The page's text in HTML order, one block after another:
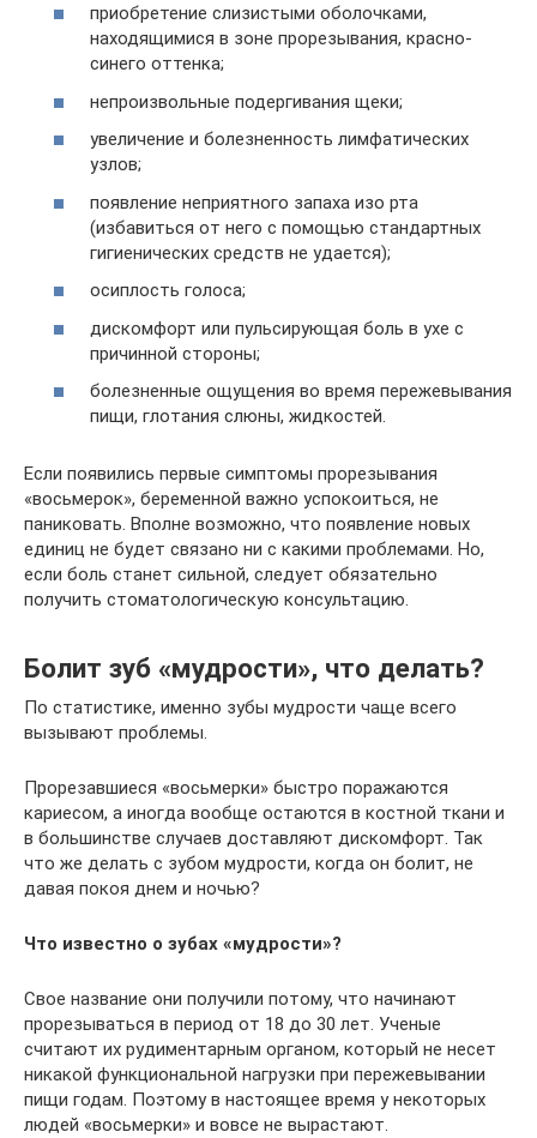
приобретение слизистыми оболочками,
находящимися в зоне прорезывания, красно-
синего оттенка;
непроизвольные подергивания щеки;
увеличение и болезненность лимфатических
узлов;
появление неприятного запаха изо рта
(избавиться от него с помощью стандартных
гигиенических средств не удается);
осиплость голоса;
дискомфорт или пульсирующая боль в ухе с
причинной стороны;
болезненные ощущения во время пережевывания
пищи, глотания слюны, жидкостей.
Если появились первые симптомы прорезывания
«восьмерок», беременной важно успокоиться, не
паниковать. Вполне возможно, что появление новых
единиц не будет связано ни с какими проблемами. Но,
если боль станет сильной, следует обязательно
получить стоматологическую консультацию.
Болит зуб «мудрости», что делать?
По статистике, именно зубы мудрости чаще всего
вызывают проблемы.
Прорезавшиеся «восьмерки» быстро поражаются
кариесом, а иногда вообще остаются в костной ткани и
в большинстве случаев доставляют дискомфорт. Так
что же делать с зубом мудрости, когда он болит, не
давая покоя днем и ночью?
Что известно о зубах «мудрости»?
Свое название они получили потому, что начинают
прорезываться в период от 18 до 30 лет. Ученые
считают их рудиментарным органом, который не несет
никакой функциональной нагрузки при пережевывании
пищи годам. Поэтому в настоящее время у некоторых
людей «восьмерки» и вовсе не вырастают.